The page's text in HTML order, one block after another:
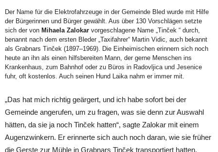
Der Name für die Elektrofahrzeuge in der Gemeinde Bled wurde mit Hilfe
der Bürgerinnen und Bürger gewählt. Aus über 130 Vorschlägen setzte
sich der von Mihaela Zalokar vorgeschlagene Name „Tinček “ durch,
benannt nach dem ersten Bleder „Taxifahrer“ Martin Vidic, auch bekannt
als Grabnars Tinček (1897–1969). Die Einheimischen erinnern sich noch
heute an ihn als einen hilfsbereiten Mann, der gerne Menschen ins
Krankenhaus, zum Bahnhof oder zu Büros in Radovljica und Jesenice
fuhr, oft kostenlos. Auch seinen Hund Laika nahm er immer mit.
„Das hat mich richtig geärgert, und ich habe sofort bei der
Gemeinde angerufen, um zu fragen, was sie denn zur Auswahl
hätten, da sie ja noch Tinček hatten“, sagte Zalokar mit einem
Augenzwinkern. Er erinnerte sich auch noch daran, wie sie früher
die Gerste zur Mühle in Grabnars Tinček transportiert hatten.